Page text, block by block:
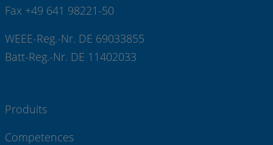
Fax +49 641 98221-50
WEEE-Reg.-Nr. DE 69033855
Batt-Reg.-Nr. DE 11402033
Produits
Competences